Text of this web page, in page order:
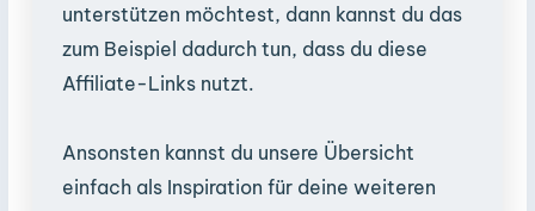
unterstützen möchtest, dann kannst du das
zum Beispiel dadurch tun, dass du diese
Affiliate-Links nutzt.
Ansonsten kannst du unsere Übersicht
einfach als Inspiration für deine weiteren